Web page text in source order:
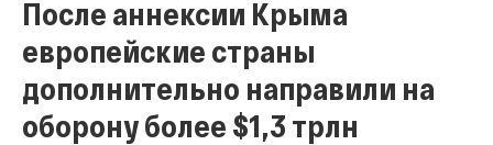
После аннексии Крыма
европейские страны
дополнительно направили на
оборону более $1,3 трлн